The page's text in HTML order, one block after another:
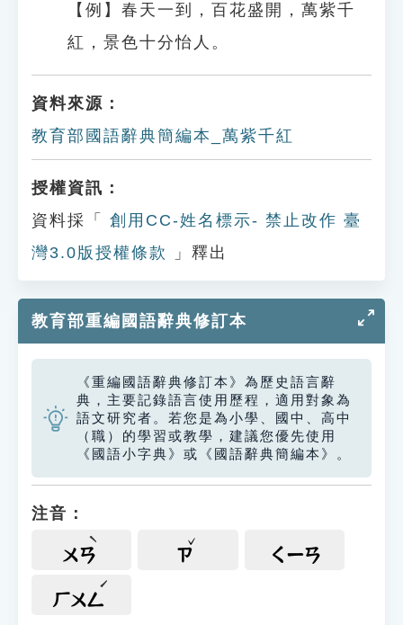
【例】春天一到，百花盛開，萬紫千
紅，景色十分怡人。
資料來源：
教育部國語辭典簡編本_萬紫千紅
授權資訊：
資料採「
創用CC-姓名標示- 禁止改作 臺
灣3.0版授權條款
」釋出
教育部重編國語辭典修訂本
《重編國語辭典修訂本》為歷史語言辭
典，主要記錄語言使用歷程，適用對象為
語文研究者。若您是為小學、國中、高中
（職）的學習或教學，建議您優先使用
《國語小字典》或《國語辭典簡編本》。
注音：
ㄨㄢ ㄗ ㄑㄧㄢ
ㄏㄨㄥ